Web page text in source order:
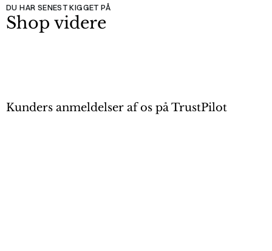
DU HAR SENEST KIGGET PÅ
Shop videre
Kunders anmeldelser af os på TrustPilot